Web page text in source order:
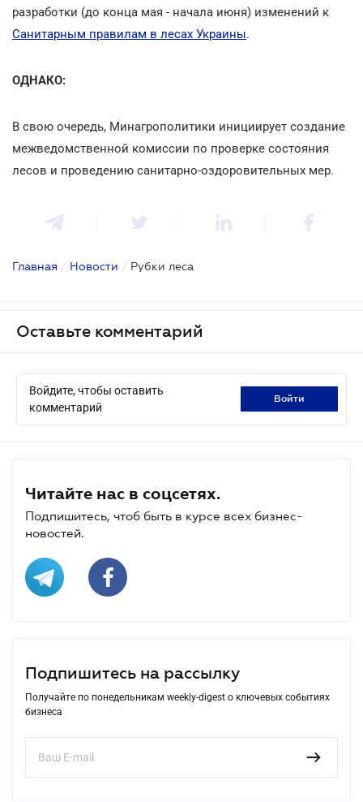
разработки (до конца мая - начала июня) изменений к
Санитарным правилам в лесах Украины.
ОДНАКО:
В свою очередь, Минагрополитики инициирует создание
межведомственной комиссии по проверке состояния
лесов и проведению санитарно-оздоровительных мер.
Главная / Новости / Рубки леса
Оставьте комментарий
Войдите, чтобы оставить
комментарий
войти
Читайте нас в соцсетях.
Подпишитесь, чтоб быть в курсе всех бизнес-
новостей.
Подпишитесь на рассылку
Получайте по понедельникам weekly-digest о ключевых событиях
бизнеса